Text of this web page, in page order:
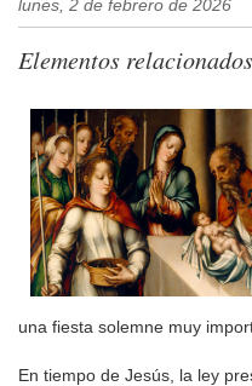
lunes, 2 de febrero de 2026
Elementos relacionados
una fiesta solemne muy
En tiempo de Jesús, la ley